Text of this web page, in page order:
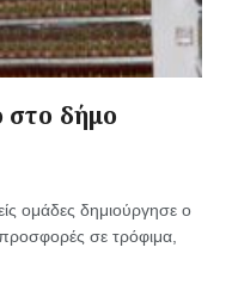
στο δήμο
ομάδες δημιούργησε ο
σε τρόφιμα,